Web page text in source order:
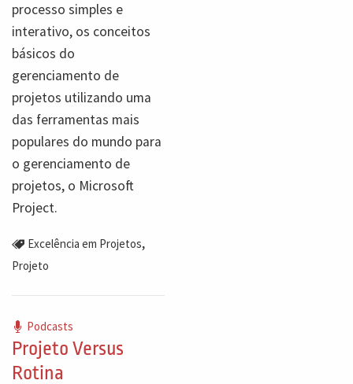
processo simples e
interativo, os conceitos
básicos do
gerenciamento de
projetos utilizando uma
das ferramentas mais
populares do mundo para
o gerenciamento de
projetos, o Microsoft
Project.
Excelência em Projetos,
Projeto
Podcasts
Projeto Versus
Rotina